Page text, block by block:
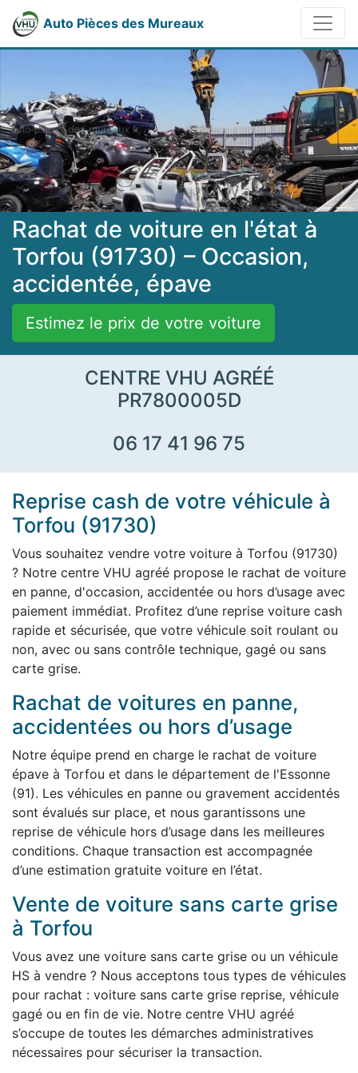
Auto Pièces des Mureaux
Rachat de voiture en l'état à
Torfou (91730) – Occasion,
accidentée, épave
Estimez le prix de votre voiture
CENTRE VHU AGRÉÉ
PR7800005D
06 17 41 96 75
Reprise cash de votre véhicule à
Torfou (91730)
Vous souhaitez vendre votre voiture à Torfou (91730)
? Notre centre VHU agréé propose le rachat de voiture
en panne, d'occasion, accidentée ou hors d’usage avec
paiement immédiat. Profitez d’une reprise voiture cash
rapide et sécurisée, que votre véhicule soit roulant ou
non, avec ou sans contrôle technique, gagé ou sans
carte grise.
Rachat de voitures en panne,
accidentées ou hors d’usage
Notre équipe prend en charge le rachat de voiture
épave à Torfou et dans le département de l'Essonne
(91). Les véhicules en panne ou gravement accidentés
sont évalués sur place, et nous garantissons une
reprise de véhicule hors d’usage dans les meilleures
conditions. Chaque transaction est accompagnée
d’une estimation gratuite voiture en l’état.
Vente de voiture sans carte grise
à Torfou
Vous avez une voiture sans carte grise ou un véhicule
HS à vendre ? Nous acceptons tous types de véhicules
pour rachat : voiture sans carte grise reprise, véhicule
gagé ou en fin de vie. Notre centre VHU agréé
s’occupe de toutes les démarches administratives
nécessaires pour sécuriser la transaction.